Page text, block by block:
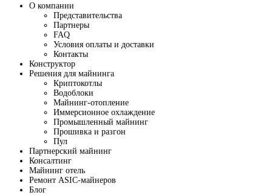
О компании
Представительства
Партнеры
FAQ
Условия оплаты и доставки
Контакты
Конструктор
Решения для майнинга
Криптокотлы
Водоблоки
Майнинг-отопление
Иммерсионное охлаждение
Промышленный майнинг
Прошивка и разгон
Пул
Партнерский майнинг
Консалтинг
Майнинг отель
Ремонт ASIC-майнеров
Блог